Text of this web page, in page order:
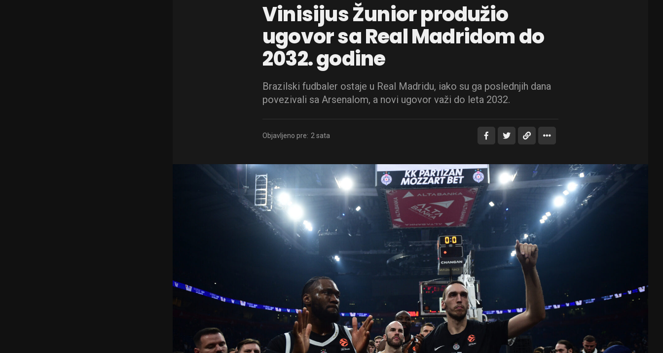
Vinisijus Žunior produžio
ugovor sa Real Madridom do
2032. godine
Brazilski fudbaler ostaje u Real Madridu, iako su ga poslednjih dana
povezivali sa Arsenalom, a novi ugovor važi do leta 2032.
Objavljeno pre: 2 sata